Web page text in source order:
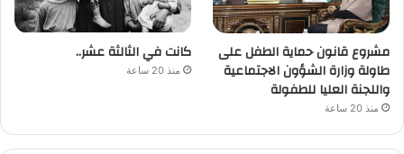
مشروع قانون حماية الطفل على
طاولة وزارة الشؤون الاجتماعية
واللجنة العليا للطفولة
منذ 20 ساعة
كانت في الثالثة عشر..
منذ 20 ساعة